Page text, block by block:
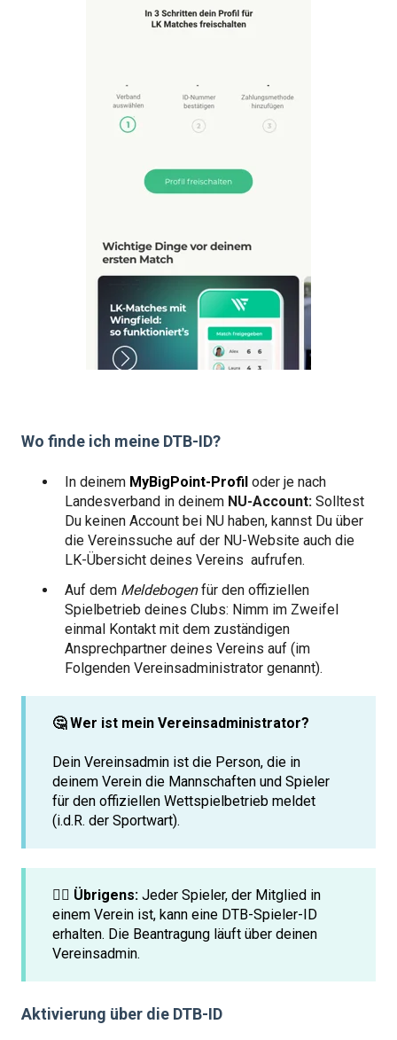
Wo finde ich meine DTB-ID?
In deinem MyBigPoint-Profil oder je nach
Landesverband in deinem NU-Account: Solltest
Du keinen Account bei NU haben, kannst Du über
die Vereinssuche auf der NU-Website auch die
LK-Übersicht deines Vereins aufrufen.
Auf dem Meldebogenfür den offiziellen
Spielbetrieb deines Clubs: Nimm im Zweifel
einmal Kontakt mit dem zuständigen
Ansprechpartner deines Vereins auf (im
Folgenden Vereinsadministrator genannt).
🤔 Wer ist mein Vereinsadministrator?
Dein Vereinsadmin ist die Person, die in
deinem Verein die Mannschaften und Spieler
für den offiziellen Wettspielbetrieb meldet
(i.d.R. der Sportwart).
☝🏼 Übrigens: Jeder Spieler, der Mitglied in
einem Verein ist, kann eine DTB-Spieler-ID
erhalten. Die Beantragung läuft über deinen
Vereinsadmin.
Aktivierung über die DTB-ID